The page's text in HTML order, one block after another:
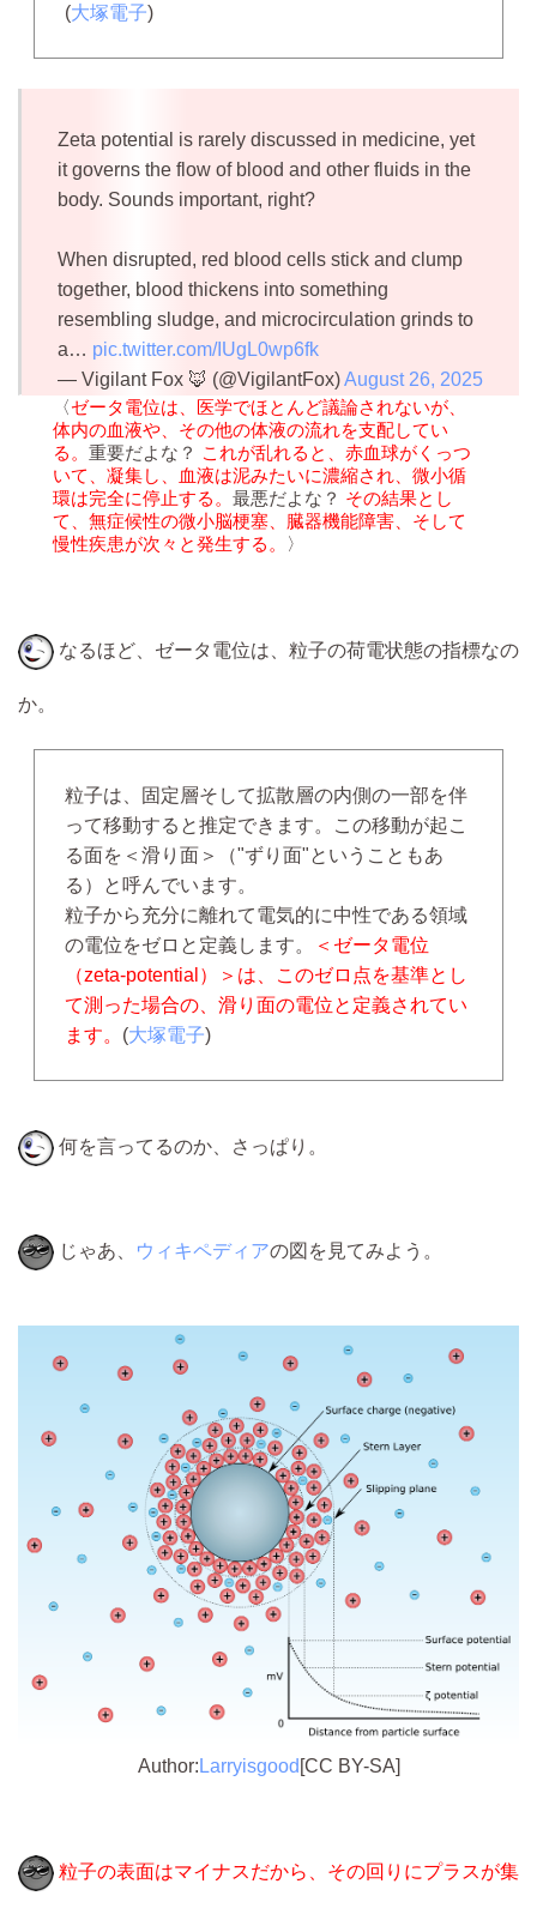
(大塚電子)
Zeta potential is rarely discussed in medicine, yet
it governs the flow of blood and other fluids in the
body. Sounds important, right?
When disrupted, red blood cells stick and clump
together, blood thickens into something
resembling sludge, and microcirculation grinds to
a… pic.twitter.com/IUgL0wp6fk
— Vigilant Fox 🦊 (@VigilantFox)August 26, 2025
〈ゼータ電位は、医学でほとんど議論されないが、
体内の血液や、その他の体液の流れを支配してい
る。重要だよな？ これが乱れると、赤血球がくっつ
いて、凝集し、血液は泥みたいに濃縮され、微小循
環は完全に停止する。最悪だよな？ その結果とし
て、無症候性の微小脳梗塞、臓器機能障害、そして
慢性疾患が次々と発生する。
〉
なるほど、ゼータ電位は、粒子の荷電状態の指標なの
か。
粒子は、固定層そして拡散層の内側の一部を伴
って移動すると推定できます。この移動が起こ
る面を＜滑り面＞（"ずり面"ということもあ
る）と呼んでいます。
粒子から充分に離れて電気的に中性である領域
の電位をゼロと定義します。
＜ゼータ電位
（zeta-potential）＞は、このゼロ点を基準とし
て測った場合の、滑り面の電位と定義されてい
ます。 (大塚電子)
何を言ってるのか、さっぱり。
じゃあ、 ウィキペディアの図を見てみよう。
Author: Larryisgood [CC BY-SA]
粒子の表面はマイナスだから、その回りにプラスが集